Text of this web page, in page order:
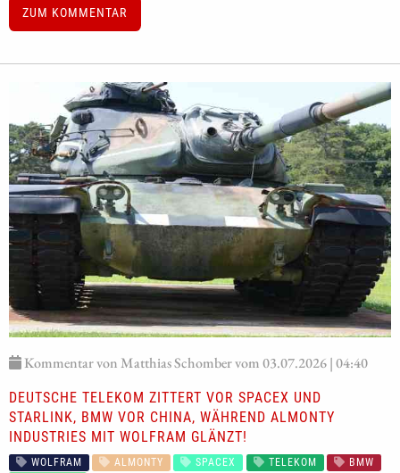
ZUM KOMMENTAR
Kommentar von Matthias Schomber vom 03.07.2026 | 04:40
DEUTSCHE TELEKOM ZITTERT VOR SPACEX UND
STARLINK, BMW VOR CHINA, WÄHREND ALMONTY
INDUSTRIES MIT WOLFRAM GLÄNZT!
WOLFRAM ALMONTY SPACEX TELEKOM
BMW